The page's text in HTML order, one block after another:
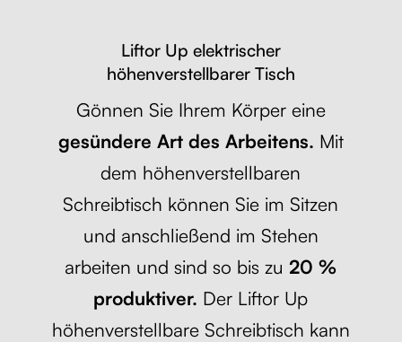
Liftor Up elektrischer
höhenverstellbarer Tisch
Gönnen Sie Ihrem Körper eine
gesündere Art des Arbeitens. Mit
dem höhenverstellbaren
Schreibtisch können Sie im Sitzen
und anschließend im Stehen
arbeiten und sind so bis zu20 %
produktiver. Der Liftor Up
höhenverstellbare Schreibtisch kann